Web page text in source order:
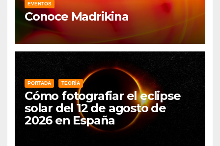
EVENTOS
Conoce Madrikina
PORTADA TEORÍA
Cómo fotografiar el eclipse
solar del 12 de agosto de
2026 en España